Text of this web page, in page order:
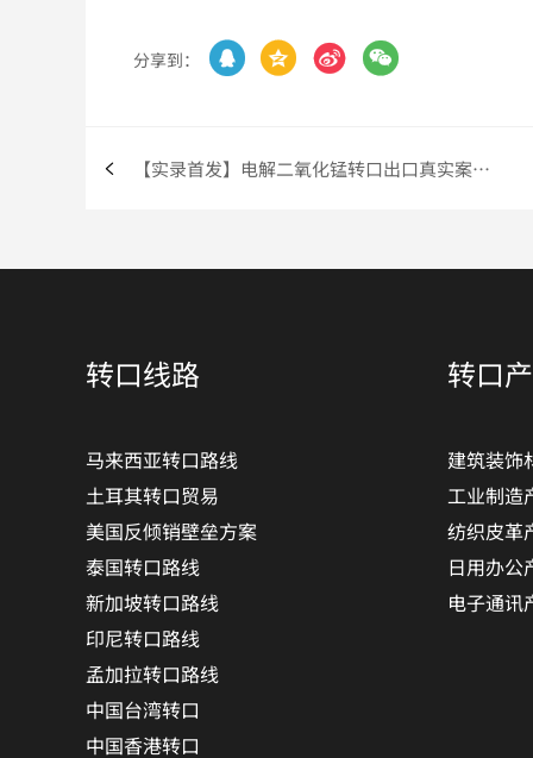
分享到：    
【实录首发】电解二氧化锰转口出口真实案例曝光：这招让企业保住
转口线路
马来西亚转口路线
土耳其转口贸易
美国反倾销壁垒方案
泰国转口路线
新加坡转口路线
印尼转口路线
孟加拉转口路线
中国台湾转口
中国香港转口
转口
建筑装饰
工业制造
纺织皮革
日用办公
电子通讯